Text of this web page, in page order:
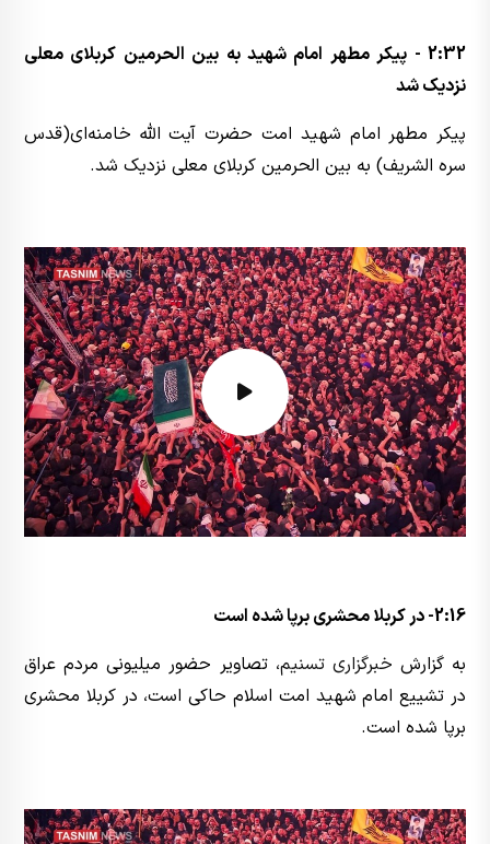
2:32 - پیکر مطهر امام شهید به بین الحرمین کربلای معلی
نزدیک شد
پیکر مطهر امام شهید امت حضرت آیت الله خامنه‌ای(قدس
سره الشریف) به بین الحرمین کربلای معلی نزدیک شد.
2:16- در کربلا محشری برپا شده است
به گزارش خبرگزاری تسنیم، تصاویر حضور میلیونی مردم عراق
در تشییع امام شهید امت اسلام حاکی است، در کربلا محشری
برپا شده است.